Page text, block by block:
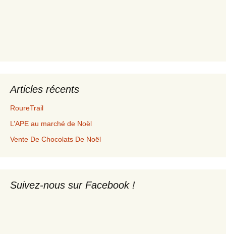
Articles récents
RoureTrail
L’APE au marché de Noël
Vente De Chocolats De Noël
Suivez-nous sur Facebook !